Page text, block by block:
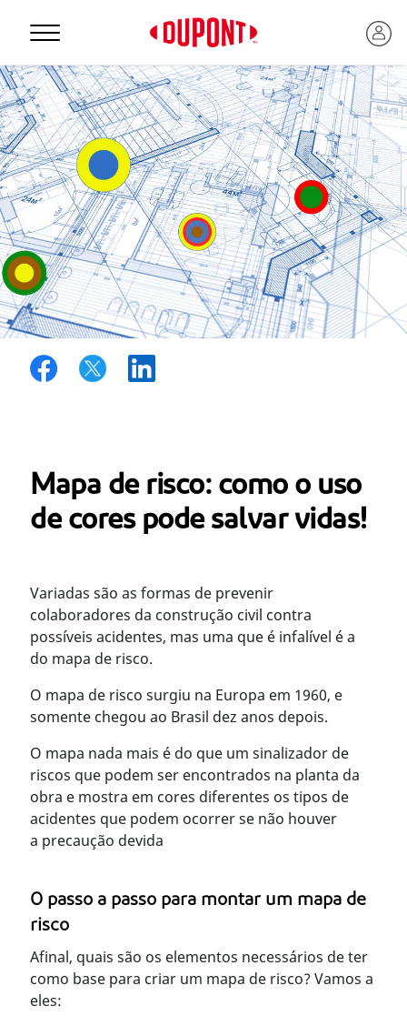
Personal Protection
Mapa de risco: como o uso
de cores pode salvar vidas!
Variadas são as formas de prevenir
colaboradores da construção civil contra
possíveis acidentes, mas uma que é infalível é a
do mapa de risco.
O mapa de risco surgiu na Europa em 1960, e
somente chegou ao Brasil dez anos depois.
O mapa nada mais é do que um sinalizador de
riscos que podem ser encontrados na planta da
obra e mostra em cores diferentes os tipos de
acidentes que podem ocorrer se não houver
a precaução devida
O passo a passo para montar um mapa de
risco
Afinal, quais são os elementos necessários de ter
como base para criar um mapa de risco? Vamos a
eles: